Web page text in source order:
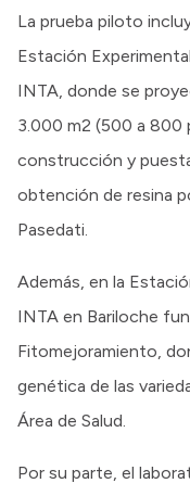
La prueba piloto
Estación
INTA, donde se
3.000 m2 (500 a 800
construcción y
obtención de resina
Pasedati.
Además, en la
INTA en Bariloche
Fitomejoramiento,
genética de las
Área de Salud.
Por su parte, el